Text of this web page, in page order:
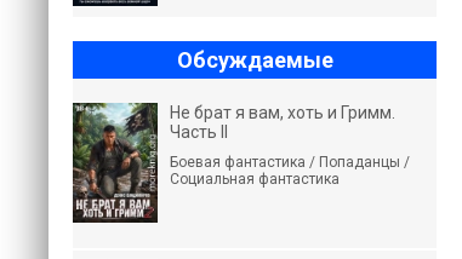
Обсуждаемые
Не брат я вам, хоть и Гримм.
Часть II
Боевая фантастика / Попаданцы /
Социальная фантастика